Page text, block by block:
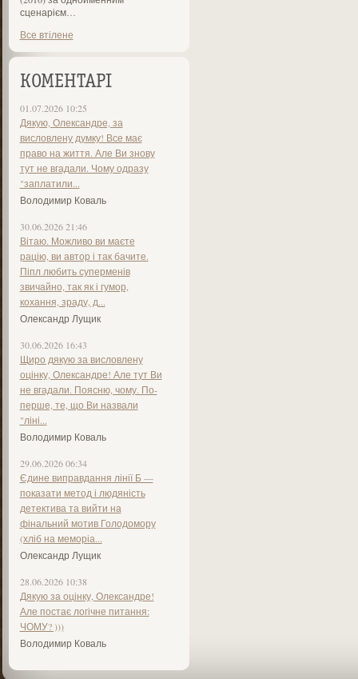
сценарієм…
Все втілене
КОМЕНТАРІ
01.07.2026 10:25
Дякую, Олександре, за
висловлену думку! Все має
право на життя. Але Ви знову
тут не вгадали. Чому одразу
"заплатили...
Володимир Коваль
30.06.2026 21:46
Вітаю. Можливо ви маєте
рацію, ви автор і так бачите.
Піпл любить суперменів
звичайно, так як і гумор,
кохання, зраду, д...
Олександр Лущик
30.06.2026 16:43
Щиро дякую за висловлену
оцінку, Олександре! Але тут Ви
не вгадали. Поясню, чому. По-
перше, те, що Ви назвали
"ліні...
Володимир Коваль
29.06.2026 06:34
Єдине виправдання лінії Б —
показати метод і людяність
детектива та вийти на
фінальний мотив Голодомору
(хліб на меморіа...
Олександр Лущик
28.06.2026 10:38
Дякую за оцінку, Олександре!
Але постає логічне питання:
ЧОМУ? )))
Володимир Коваль